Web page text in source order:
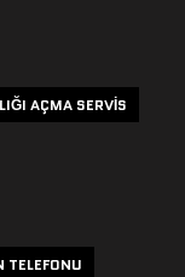
AÇMA SERVIS
TELEFONU